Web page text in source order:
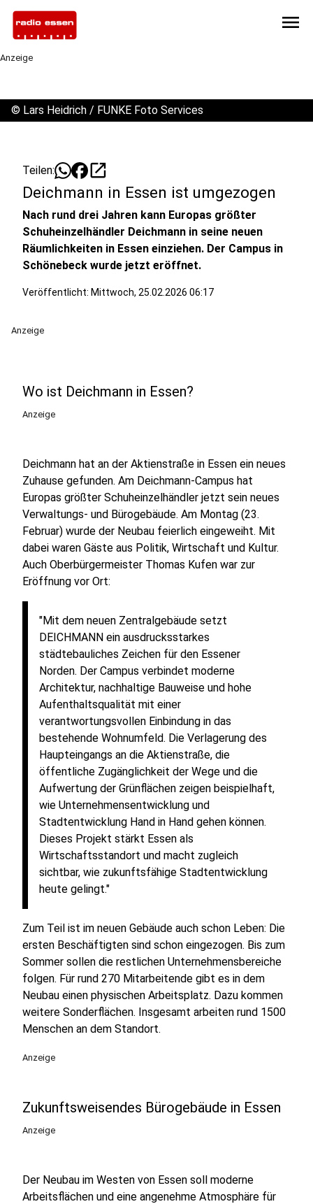
menu
Anzeige
© Lars Heidrich / FUNKE Foto Services
Teilen: open_in_new
Deichmann in Essen ist umgezogen
Nach rund drei Jahren kann Europas größter
Schuheinzelhändler Deichmann in seine neuen
Räumlichkeiten in Essen einziehen. Der Campus in
Schönebeck wurde jetzt eröffnet.
Veröffentlicht: Mittwoch, 25.02.2026 06:17
Anzeige
Wo ist Deichmann in Essen?
Anzeige
Deichmann hat an der Aktienstraße in Essen ein neues
Zuhause gefunden. Am Deichmann-Campus hat
Europas größter Schuheinzelhändler jetzt sein neues
Verwaltungs- und Bürogebäude. Am Montag (23.
Februar) wurde der Neubau feierlich eingeweiht. Mit
dabei waren Gäste aus Politik, Wirtschaft und Kultur.
Auch Oberbürgermeister Thomas Kufen war zur
Eröffnung vor Ort:
"Mit dem neuen Zentralgebäude setzt
DEICHMANN ein ausdrucksstarkes
städtebauliches Zeichen für den Essener
Norden. Der Campus verbindet moderne
Architektur, nachhaltige Bauweise und hohe
Aufenthaltsqualität mit einer
verantwortungsvollen Einbindung in das
bestehende Wohnumfeld. Die Verlagerung des
Haupteingangs an die Aktienstraße, die
öffentliche Zugänglichkeit der Wege und die
Aufwertung der Grünflächen zeigen beispielhaft,
wie Unternehmensentwicklung und
Stadtentwicklung Hand in Hand gehen können.
Dieses Projekt stärkt Essen als
Wirtschaftsstandort und macht zugleich
sichtbar, wie zukunftsfähige Stadtentwicklung
heute gelingt."
Zum Teil ist im neuen Gebäude auch schon Leben: Die
ersten Beschäftigten sind schon eingezogen. Bis zum
Sommer sollen die restlichen Unternehmensbereiche
folgen. Für rund 270 Mitarbeitende gibt es in dem
Neubau einen physischen Arbeitsplatz. Dazu kommen
weitere Sonderflächen. Insgesamt arbeiten rund 1500
Menschen an dem Standort.
Anzeige
Zukunftsweisendes Bürogebäude in Essen
Anzeige
Der Neubau im Westen von Essen soll moderne
Arbeitsflächen und eine angenehme Atmosphäre für